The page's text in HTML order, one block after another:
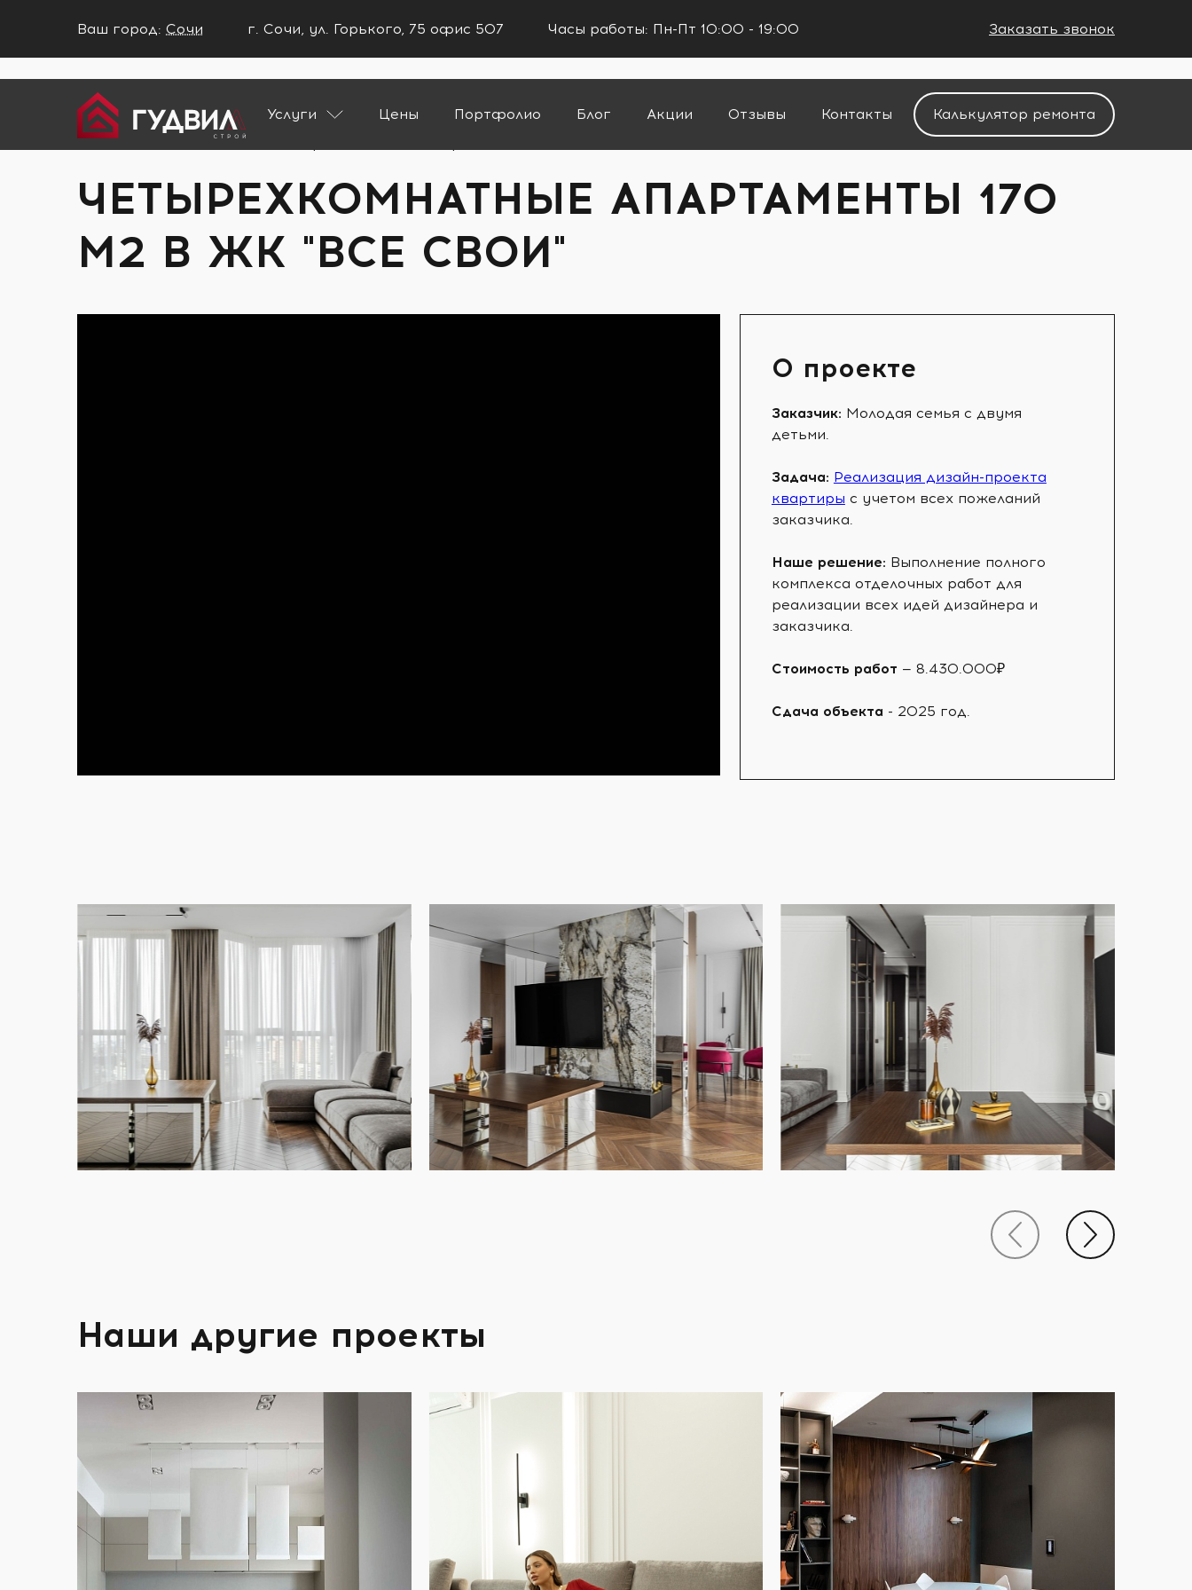
Ваш город: Сочи
Ваш город Сочи?
НЕТ
г. Сочи, ул. Горького, 75 офис 507 Часы работы: Пн-Пт 10:00 - 19:00 Заказать звонок
Услуги
Цены Портфолио Блог Акции Отзывы Контакты
Калькулятор ремонта
Главная
Портфолио
ЧЕТЫРЕХКОМНАТНЫЕ АПАРТАМЕНТЫ 170
М2 В ЖК "ВСЕ СВОИ"
О проекте
Заказчик: Молодая семья с двумя
детьми.
Задача: Реализация дизайн-проекта
квартиры с учетом всех пожеланий
заказчика.
Наше решение: Выполнение полного
комплекса отделочных работ для
реализации всех идей дизайнера и
заказчика.
Стоимость работ — 8.430.000₽
Сдача объекта - 2025 год.
Наши другие проекты